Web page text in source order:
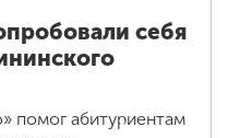
себя